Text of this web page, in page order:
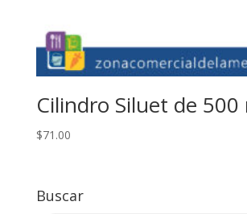
Cilindro Siluet de 500
$71.00
Buscar